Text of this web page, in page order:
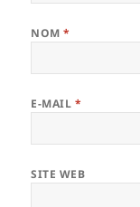
NOM*
E-MAIL *
SITE WEB